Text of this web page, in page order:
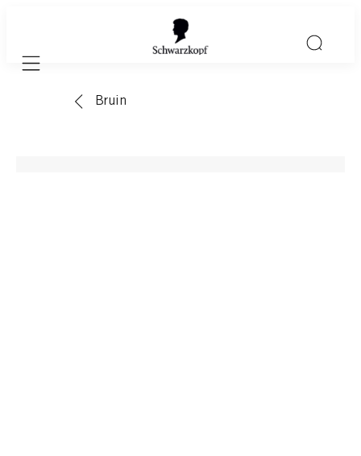
Mobile navigation
Bruin